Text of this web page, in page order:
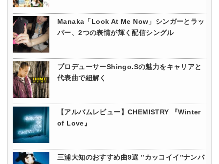
Manaka「Look At Me Now」シンガーとラッ
パー、2つの表情が輝く配信シングル
プロデューサーShingo.Sの魅力をキャリアと
代表曲で紐解く
【アルバムレビュー】CHEMISTRY 『Winter
of Love』
三浦大知のおすすめ曲9選 ”カッコイイ”ナンバ